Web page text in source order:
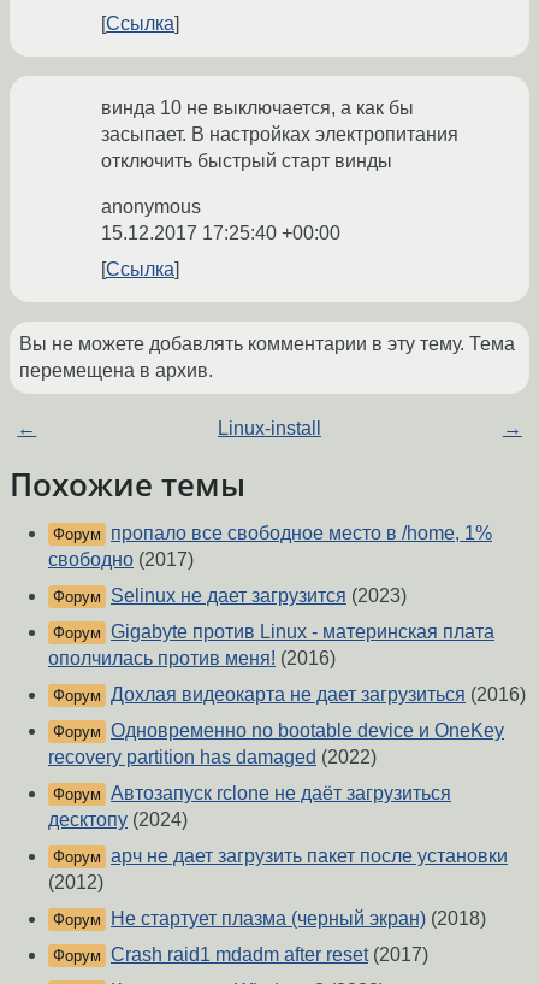
Ссылка
винда 10 не выключается, а как бы
засыпает. В настройках электропитания
отключить быстрый старт винды
anonymous
15.12.2017 17:25:40 +00:00
Ссылка
Вы не можете добавлять комментарии в эту тему. Тема
перемещена в архив.
← Linux-install →
Похожие темы
Форум
пропало все свободное место в /home, 1%
свободно (2017)
Форум Selinux не дает загрузится (2023)
Форум Gigabyte против Linux - материнская плата
ополчилась против меня! (2016)
Форум Дохлая видеокарта не дает загрузиться (2016)
Форум Одновременно no bootable device и OneKey
recovery partition has damaged (2022)
Форум Автозапуск rclone не даёт загрузиться
десктопу (2024)
Форум арч не дает загрузить пакет после установки
(2012)
Форум Не стартует плазма (черный экран) (2018)
Форум Crash raid1 mdadm after reset(2017)